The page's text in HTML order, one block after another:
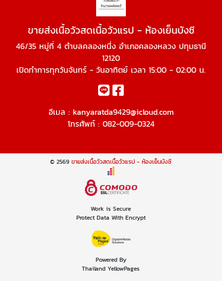
ขายส่งเนื้อวัวสดเนื้อวัวแรป - ห้องเย็นบังซี
46/35 หมู่ที่ 4 ตำบลคลองหนึ่ง อำเภอคลองหลวง ปทุมธานี
12120
เปิดทำการทุกวันจันทร์ - วันอาทิตย์ เวลา 15:00 - 02:00 น.
อีเมล : kanyaratda9429@icloud.com
โทรศัพท์ : 082-009-0324
© 2569ขายส่งเนื้อวัวสดเนื้อวัวแรป - ห้องเย็นบังซี
Work is Secure
Protect Data With Encrypt
Powered By
Thailand YellowPages